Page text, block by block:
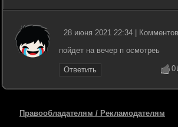
28 июня 2021 22:34 |
пойдет на вечер п осмотреь
Ответить 0
Правообладателям / Рекламодателям